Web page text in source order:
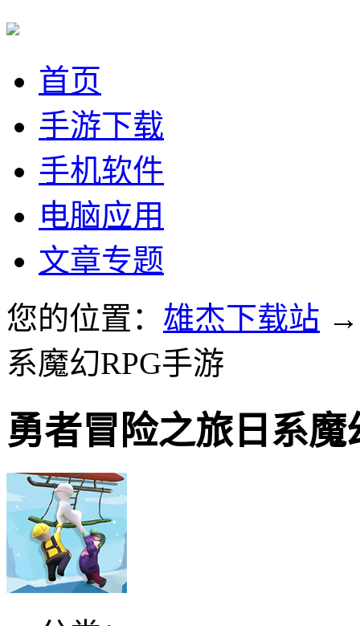
首页
手游下载
手机软件
电脑应用
文章专题
您的位置： 雄杰下载站
系魔幻RPG手游
勇者冒险之旅日系魔